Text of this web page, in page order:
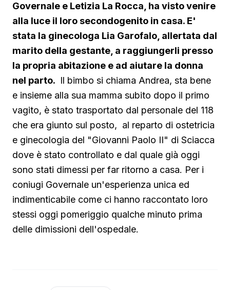
Governale e Letizia La Rocca, ha visto venire
alla luce il loro secondogenito in casa. E'
stata la ginecologa Lia Garofalo, allertata dal
marito della gestante, a raggiungerli presso
la propria abitazione e ad aiutare la donna
nel parto. Il bimbo si chiama Andrea, sta bene
e insieme alla sua mamma subito dopo il primo
vagito, è stato trasportato dal personale del 118
che era giunto sul posto, al reparto di ostetricia
e ginecologia del "Giovanni Paolo II" di Sciacca
dove è stato controllato e dal quale già oggi
sono stati dimessi per far ritorno a casa. Per i
coniugi Governale un'esperienza unica ed
indimenticabile come ci hanno raccontato loro
stessi oggi pomeriggio qualche minuto prima
delle dimissioni dell'ospedale.